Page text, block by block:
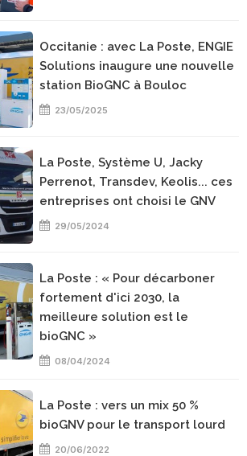
Occitanie : avec La Poste, ENGIE
Solutions inaugure une nouvelle
station BioGNC à Bouloc
23/05/2025
La Poste, Système U, Jacky
Perrenot, Transdev, Keolis... ces
entreprises ont choisi le GNV
29/05/2024
La Poste : « Pour décarboner
fortement d'ici 2030, la
meilleure solution est le
bioGNC »
08/04/2024
La Poste : vers un mix 50 %
bioGNV pour le transport lourd
20/06/2022